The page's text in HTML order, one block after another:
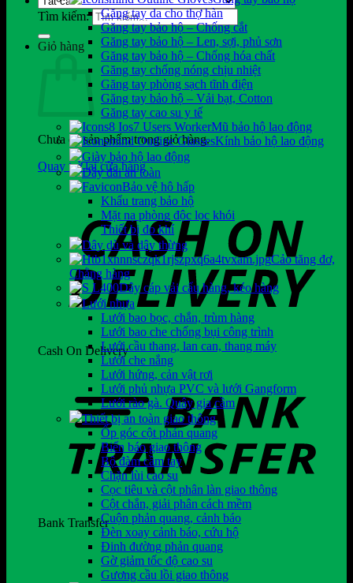
Tìm kiếm:
Giỏ hàng
Chưa có sản phẩm trong giỏ hàng.
Quay trở lại cửa hàng
Cash On Delivery
Bank Transfer
Găng tay da cho thợ hàn
Găng tay bảo hộ – Chống cắt
Găng tay bảo hộ – Len, sợi, phủ sơn
Găng tay bảo hộ – Chống hóa chất
Găng tay chống nóng chịu nhiệt
Găng tay phòng sạch tĩnh điện
Găng tay bảo hộ – Vải bạt, Cotton
Găng tay cao su y tế
Mũ bảo hộ lao động
Kính bảo hộ lao động
Giày bảo hộ lao động
Dây đai an toàn
Bảo vệ hô hấp
Khẩu trang bảo hộ
Mặt nạ phòng độc lọc khói
Thiết bị đo khí
Dây dù và dây thừng
Cảo tăng đơ,
Chằng hàng
Dây cáp vải cẩu hàng, kéo hàng
Lưới nhựa
Lưới bao bọc, chắn, trùm hàng
Lưới bao che chống bụi công trình
Lưới cầu thang, lan can, thang máy
Lưới che nắng
Lưới hứng, cản vật rơi
Lưới phủ nhựa PVC và lưới Gangform
Lưới rào gà. Quây gia cầm
Thiết bị an toàn giao thông
Ốp góc cột phản quang
Biển báo giao thông
Bộ đàm cầm tay
Chặn lùi cao su
Cọc tiêu và cột phân làn giao thông
Cột chắn, giải phân cách mềm
Cuộn phản quang, cảnh báo
Đèn xoay cảnh báo, cứu hộ
Đinh đường phản quang
Gờ giảm tốc độ cao su
Gương cầu lồi giao thông